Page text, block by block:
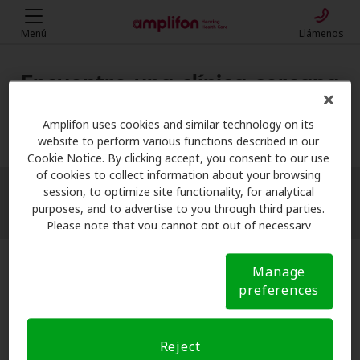
Amplifon uses cookies and similar technology on its
website to perform various functions described in our
Cookie Notice. By clicking accept, you consent to our use
of cookies to collect information about your browsing
session, to optimize site functionality, for analytical
purposes, and to advertise to you through third parties.
Please note that you cannot opt out of necessary
Notice (link here below). If you are using an opt-out
preference signal, we will honor that signal. Cookie
Manage
preferences
Reject
Menú Llámenos
Encuentre una clínica cercana
Mi ubicación
More filters